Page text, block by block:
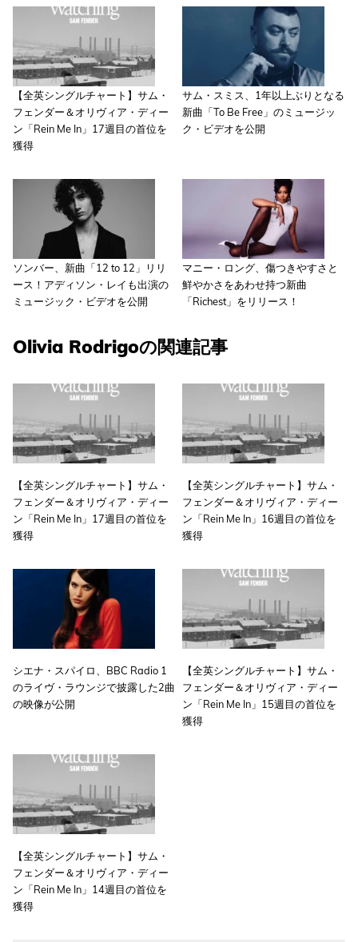
【全英シングルチャート】サム・
フェンダー＆オリヴィア・ディー
ン「Rein Me In」17週目の首位を
獲得
サム・スミス、1年以上ぶりとなる
新曲「To Be Free」のミュージッ
ク・ビデオを公開
ソンバー、新曲「12 to 12」リリ
ース！アディソン・レイも出演の
ミュージック・ビデオを公開
マニー・ロング、傷つきやすさと
鮮やかさをあわせ持つ新曲
「Richest」をリリース！
Olivia Rodrigoの関連記事
【全英シングルチャート】サム・
フェンダー＆オリヴィア・ディー
ン「Rein Me In」17週目の首位を
獲得
【全英シングルチャート】サム・
フェンダー＆オリヴィア・ディー
ン「Rein Me In」16週目の首位を
獲得
シエナ・スパイロ、BBC Radio 1
のライヴ・ラウンジで披露した2曲
の映像が公開
【全英シングルチャート】サム・
フェンダー＆オリヴィア・ディー
ン「Rein Me In」15週目の首位を
獲得
【全英シングルチャート】サム・
フェンダー＆オリヴィア・ディー
ン「Rein Me In」14週目の首位を
獲得